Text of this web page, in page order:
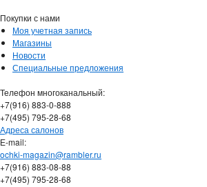
Покупки с нами
Моя учетная запись
Магазины
Новости
Специальные предложения
Телефон многоканальный:
+7(916) 883-0-888
+7(495) 795-28-68
Адреса салонов
Е-mail:
ochki-magazin@rambler.ru
+7(916) 883-08-88
+7(495) 795-28-68